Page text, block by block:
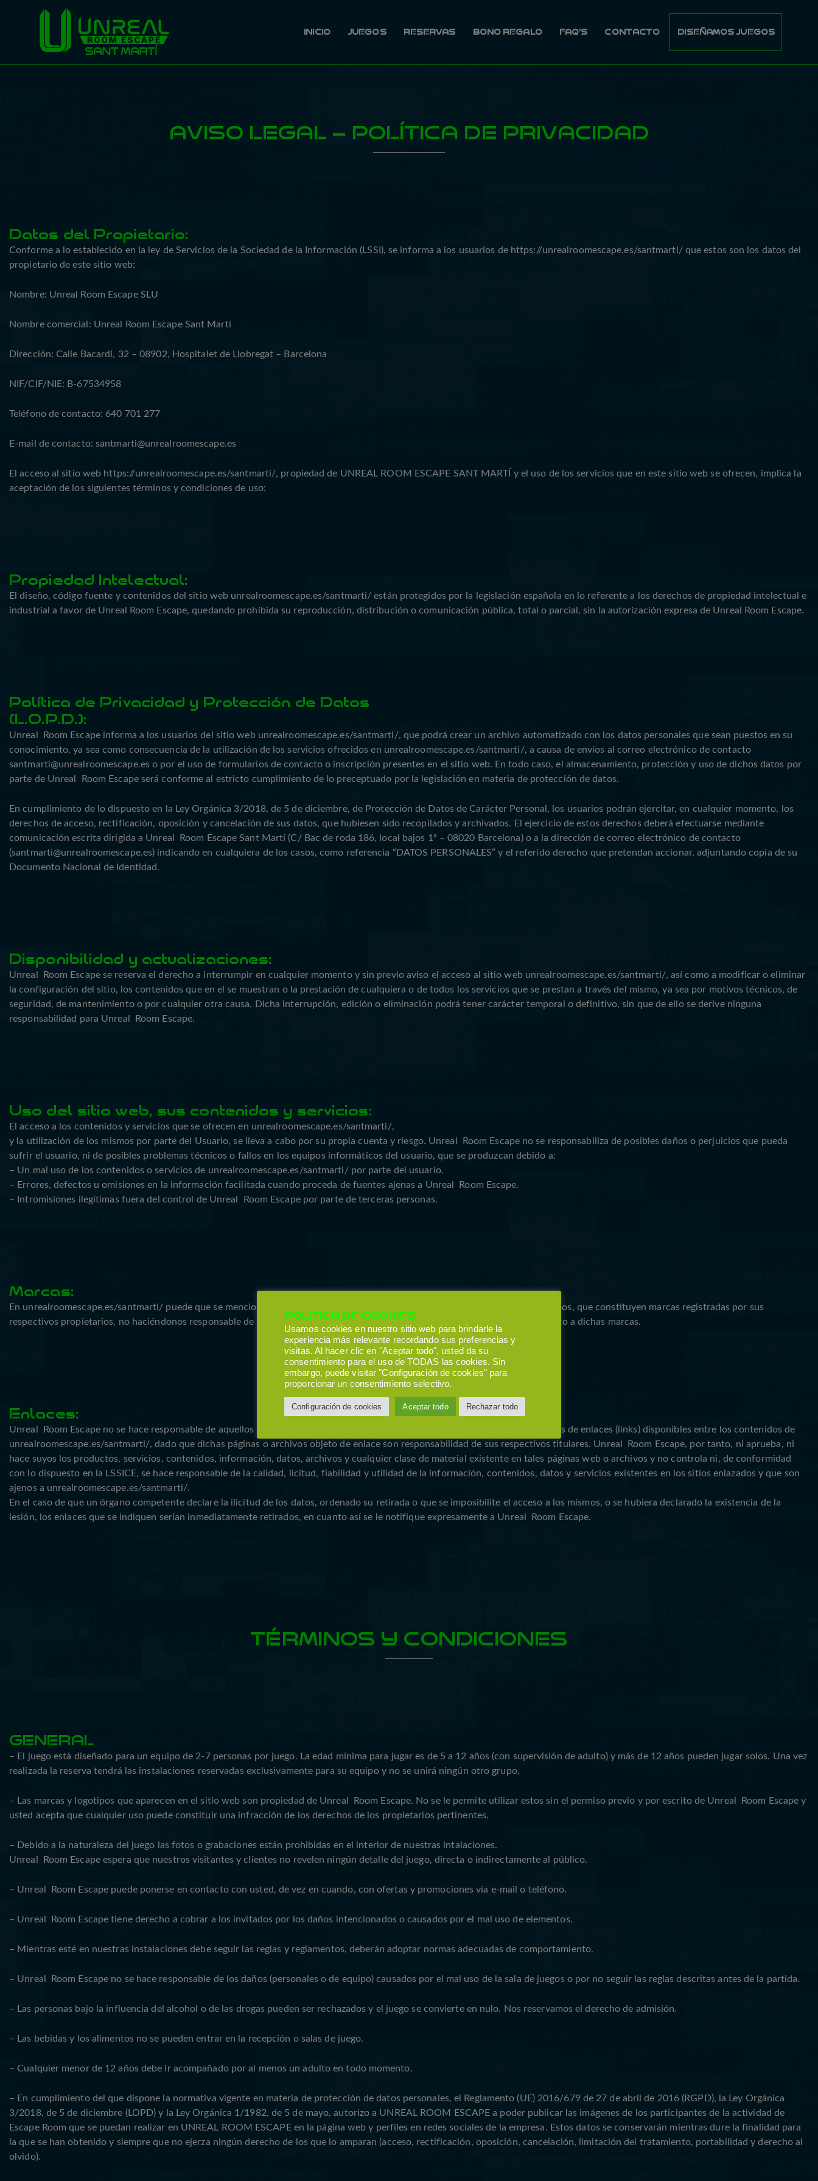
INICIO JUEGOS RESERVAS BONO REGALO FAQ’S CONTACTO DISEÑAMOS JUEGOS
AVISO LEGAL – POLÍTICA DE PRIVACIDAD
Datos del Propietario:
Conforme a lo establecido en la ley de Servicios de la Sociedad de la Información (LSSI), se informa a los usuarios de https://unrealroomescape.es/santmarti/ que estos son los datos del
propietario de este sitio web:
Nombre: Unreal Room Escape SLU
Nombre comercial: Unreal Room Escape Sant Martí
Dirección: Calle Bacardi, 32 – 08902, Hospitalet de Llobregat – Barcelona
NIF/CIF/NIE: B-67534958
Teléfono de contacto: 640 701 277
E-mail de contacto: santmarti@unrealroomescape.es
El acceso al sitio web https://unrealroomescape.es/santmarti/, propiedad de UNREAL ROOM ESCAPE SANT MARTÍ y el uso de los servicios que en este sitio web se ofrecen, implica la
aceptación de los siguientes términos y condiciones de uso:
Propiedad Intelectual:
El diseño, código fuente y contenidos del sitio web unrealroomescape.es/santmarti/ están protegidos por la legislación española en lo referente a los derechos de propiedad intelectual e
industrial a favor de Unreal Room Escape, quedando prohibida su reproducción, distribución o comunicación pública, total o parcial, sin la autorización expresa de Unreal Room Escape.
Política de Privacidad y Protección de Datos
(L.O.P.D.):
Unreal Room Escape informa a los usuarios del sitio web unrealroomescape.es/santmarti/, que podrá crear un archivo automatizado con los datos personales que sean puestos en su
conocimiento, ya sea como consecuencia de la utilización de los servicios ofrecidos en unrealroomescape.es/santmarti/, a causa de envíos al correo electrónico de contacto
santmarti@unrealroomescape.es o por el uso de formularios de contacto o inscripción presentes en el sitio web. En todo caso, el almacenamiento, protección y uso de dichos datos por
parte de Unreal Room Escape será conforme al estricto cumplimiento de lo preceptuado por la legislación en materia de protección de datos.
En cumplimiento de lo dispuesto en la Ley Orgánica 3/2018, de 5 de diciembre, de Protección de Datos de Carácter Personal, los usuarios podrán ejercitar, en cualquier momento, los
derechos de acceso, rectificación, oposición y cancelación de sus datos, que hubiesen sido recopilados y archivados. El ejercicio de estos derechos deberá efectuarse mediante
comunicación escrita dirigida a Unreal Room Escape Sant Martí (C/ Bac de roda 186, local bajos 1ª – 08020 Barcelona) o a la dirección de correo electrónico de contacto
(santmarti@unrealroomescape.es) indicando en cualquiera de los casos, como referencia “DATOS PERSONALES” y el referido derecho que pretendan accionar, adjuntando copia de su
Documento Nacional de Identidad.
Disponibilidad y actualizaciones:
Unreal Room Escape se reserva el derecho a interrumpir en cualquier momento y sin previo aviso el acceso al sitio web unrealroomescape.es/santmarti/, así como a modificar o eliminar
la configuración del sitio, los contenidos que en el se muestran o la prestación de cualquiera o de todos los servicios que se prestan a través del mismo, ya sea por motivos técnicos, de
seguridad, de mantenimiento o por cualquier otra causa. Dicha interrupción, edición o eliminación podrá tener carácter temporal o definitivo, sin que de ello se derive ninguna
responsabilidad para Unreal Room Escape.
Uso del sitio web, sus contenidos y servicios:
El acceso a los contenidos y servicios que se ofrecen en unrealroomescape.es/santmarti/,
y la utilización de los mismos por parte del Usuario, se lleva a cabo por su propia cuenta y riesgo. Unreal Room Escape no se responsabiliza de posibles daños o perjuicios que pueda
sufrir el usuario, ni de posibles problemas técnicos o fallos en los equipos informáticos del usuario, que se produzcan debido a:
– Un mal uso de los contenidos o servicios de unrealroomescape.es/santmarti/ por parte del usuario.
– Errores, defectos u omisiones en la información facilitada cuando proceda de fuentes ajenas a Unreal Room Escape.
– Intromisiones ilegítimas fuera del control de Unreal Room Escape por parte de terceras personas.
Marcas:
En unrealroomescape.es/santmarti/ puede que se mencionen de forma indirecta y a nivel informativo algunos términos y logotipos, que constituyen marcas registradas por sus
respectivos propietarios, no haciéndonos responsable de la utilización inadecuada que pudieran hacer terceras personas respecto a dichas marcas.
Enlaces:
Unreal Room Escape no se hace responsable de aquellos otros datos, sitios web u archivos a los que sea posible acceder a través de enlaces (links) disponibles entre los contenidos de
unrealroomescape.es/santmarti/, dado que dichas páginas o archivos objeto de enlace son responsabilidad de sus respectivos titulares. Unreal Room Escape, por tanto, ni aprueba, ni
hace suyos los productos, servicios, contenidos, información, datos, archivos y cualquier clase de material existente en tales páginas web o archivos y no controla ni, de conformidad
con lo dispuesto en la LSSICE, se hace responsable de la calidad, licitud, fiabilidad y utilidad de la información, contenidos, datos y servicios existentes en los sitios enlazados y que son
ajenos a unrealroomescape.es/santmarti/.
En el caso de que un órgano competente declare la ilicitud de los datos, ordenado su retirada o que se imposibilite el acceso a los mismos, o se hubiera declarado la existencia de la
lesión, los enlaces que se indiquen serían inmediatamente retirados, en cuanto así se le notifique expresamente a Unreal Room Escape.
TÉRMINOS Y CONDICIONES
GENERAL
– El juego está diseñado para un equipo de 2-7 personas por juego. La edad mínima para jugar es de 5 a 12 años (con supervisión de adulto) y más de 12 años pueden jugar solos. Una vez
realizada la reserva tendrá las instalaciones reservadas exclusivamente para su equipo y no se unirá ningún otro grupo.
– Las marcas y logotipos que aparecen en el sitio web son propiedad de Unreal Room Escape. No se le permite utilizar estos sin el permiso previo y por escrito de Unreal Room Escape y
usted acepta que cualquier uso puede constituir una infracción de los derechos de los propietarios pertinentes.
– Debido a la naturaleza del juego las fotos o grabaciones están prohibidas en el interior de nuestras intalaciones.
Unreal Room Escape espera que nuestros visitantes y clientes no revelen ningún detalle del juego, directa o indirectamente al público.
– Unreal Room Escape puede ponerse en contacto con usted, de vez en cuando, con ofertas y promociones vía e-mail o teléfono.
– Unreal Room Escape tiene derecho a cobrar a los invitados por los daños intencionados o causados por el mal uso de elementos.
– Mientras esté en nuestras instalaciones debe seguir las reglas y reglamentos, deberán adoptar normas adecuadas de comportamiento.
– Unreal Room Escape no se hace responsable de los daños (personales o de equipo) causados por el mal uso de la sala de juegos o por no seguir las reglas descritas antes de la partida.
– Las personas bajo la influencia del alcohol o de las drogas pueden ser rechazados y el juego se convierte en nulo. Nos reservamos el derecho de admisión.
– Las bebidas y los alimentos no se pueden entrar en la recepción o salas de juego.
– Cualquier menor de 12 años debe ir acompañado por al menos un adulto en todo momento.
– En cumplimiento del que dispone la normativa vigente en materia de protección de datos personales, el Reglamento (UE) 2016/679 de 27 de abril de 2016 (RGPD), la Ley Orgánica
3/2018, de 5 de diciembre (LOPD) y la Ley Orgánica 1/1982, de 5 de mayo, autorizo a UNREAL ROOM ESCAPE a poder publicar las imágenes de los participantes de la actividad de
Escape Room que se puedan realizar en UNREAL ROOM ESCAPE en la página web y perfiles en redes sociales de la empresa. Estos datos se conservarán mientras dure la finalidad para
la que se han obtenido y siempre que no ejerza ningún derecho de los que lo amparan (acceso, rectificación, oposición, cancelación, limitación del tratamiento, portabilidad y derecho al
olvido).
POLITICA DE COOKIES
Usamos cookies en nuestro sitio web para brindarle la
experiencia más relevante recordando sus preferencias y
visitas. Al hacer clic en "Aceptar todo", usted da su
consentimiento para el uso de TODAS las cookies. Sin
embargo, puede visitar "Configuración de cookies" para
proporcionar un consentimiento selectivo.
Configuración de cookies Aceptar todo Rechazar todo